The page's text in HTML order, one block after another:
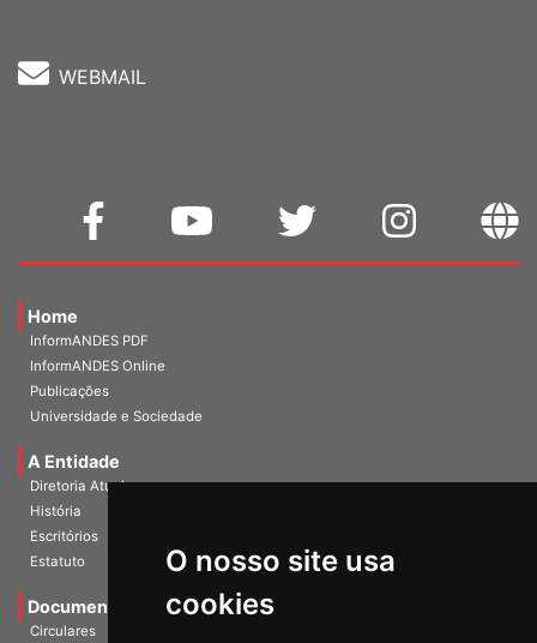
O nosso site usa
cookies
WEBMAIL
Home
InformANDES PDF
InformANDES Online
Publicações
Universidade e Sociedade
A Entidade
Diretoria Atual
História
Escritórios
Estatuto
Documentos
Circulares